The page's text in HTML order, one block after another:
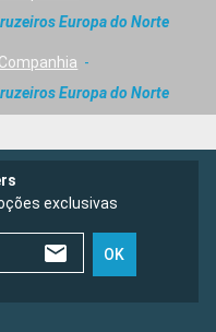
Europa do Norte
Companhia
Europa do Norte
exclusivas
OK